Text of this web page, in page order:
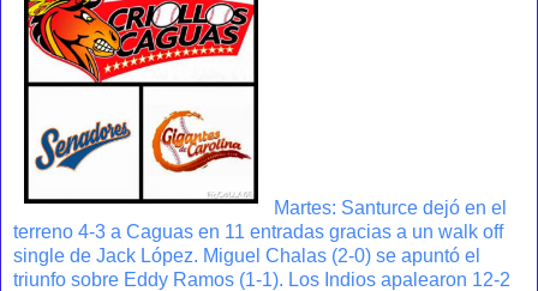
Martes: Santurce dejó en el
terreno 4-3 a Caguas en 11 entradas gracias a un walk off
single de Jack López. Miguel Chalas (2-0) se apuntó el
triunfo sobre Eddy Ramos (1-1). Los Indios apalearon 12-2